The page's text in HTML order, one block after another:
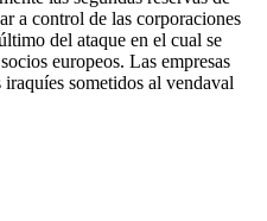
a control de las corporaciones
del ataque en el cual se
europeos. Las empresas
sometidos al vendaval